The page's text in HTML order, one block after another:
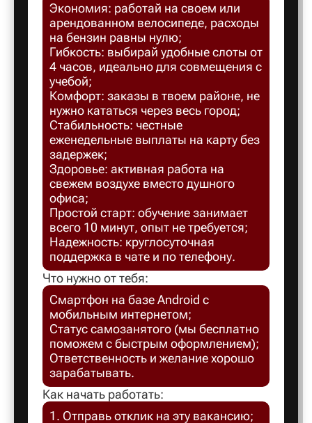
Ачинск
Балаково
Балахна
Барнаул
Безенчук
Белая
Экономия: работай на своем или
арендованном велосипеде, расходы
на бензин равны нулю;
Гибкость: выбирай удобные слоты от
4 часов, идеально для совмещения с
учебой;
Комфорт: заказы в твоем районе, не
нужно кататься через весь город;
Стабильность: честные
еженедельные выплаты на карту без
задержек;
Здоровье: активная работа на
свежем воздухе вместо душного
офиса;
Простой старт: обучение занимает
всего 10 минут, опыт не требуется;
Надежность: круглосуточная
поддержка в чате и по телефону.
Что нужно от тебя:
Смартфон на базе Android с
мобильным интернетом;
Статус самозанятого (мы бесплатно
поможем с быстрым оформлением);
Ответственность и желание хорошо
зарабатывать.
Как начать работать:
1. Отправь отклик на эту вакансию;